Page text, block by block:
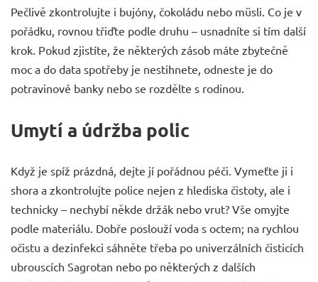
Pečlivě zkontrolujte i bujóny, čokoládu nebo müsli. Co je v
pořádku, rovnou třiďte podle druhu – usnadníte si tím další
krok. Pokud zjistíte, že některých zásob máte zbytečně
moc a do data spotřeby je nestihnete, odneste je do
potravinové banky nebo se rozdělte s rodinou.
Umytí a údržba polic
Když je spíž prázdná, dejte jí pořádnou péči. Vymeťte ji i
shora a zkontrolujte police nejen z hlediska čistoty, ale i
technicky – nechybí někde držák nebo vrut? Vše omyjte
podle materiálu. Dobře poslouží voda s octem; na rychlou
očistu a dezinfekci sáhněte třeba po univerzálních čisticích
ubrouscích Sagrotan nebo po některých z dalších